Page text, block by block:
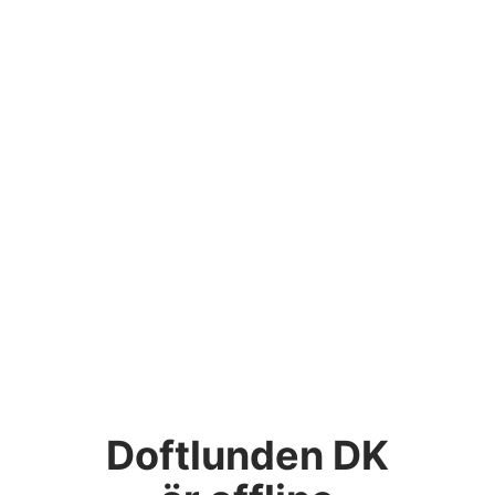
Doftlunden DK